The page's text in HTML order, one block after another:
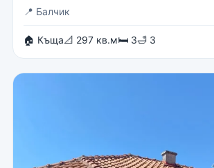
📍 Балчик
🏠 Къща📐 297 кв.м🛏 3🛁 3